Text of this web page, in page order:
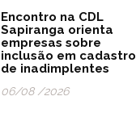
Encontro na CDL
Sapiranga orienta
empresas sobre
inclusão em
de inadimplentes
06/08 /2026